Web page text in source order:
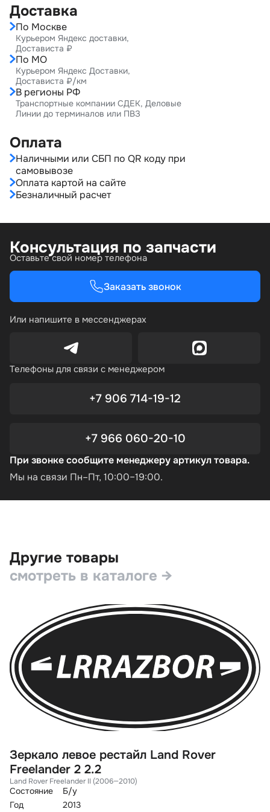
Доставка
По Москве
Курьером Яндекс доставки,
Достависта ₽
По МО
Курьером Яндекс Доставки,
Достависта ₽/км
В регионы РФ
Транспортные компании СДЕК, Деловые
Линии до терминалов или ПВЗ
Оплата
Наличными или СБП по QR коду при
самовывозе
Оплата картой на сайте
Безналичный расчет
Консультация по запчасти
Оставьте свой номер телефона
Заказать звонок
Или напишите в мессенджерах
Телефоны для связи с менеджером
+7 906 714-19-12
+7 966 060-20-10
При звонке сообщите менеджеру артикул товара.
Мы на связи Пн–Пт, 10:00–19:00.
Другие товары
смотреть в каталоге →
Зеркало левое рестайл Land Rover
Freelander 2 2.2
Land Rover Freelander II (2006—2010)
Состояние
Б/у
Год
2013